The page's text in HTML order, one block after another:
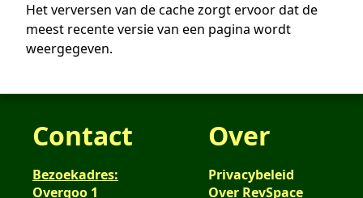
Het verversen van de cache zorgt ervoor dat de
meest recente versie van een pagina wordt
weergegeven.
Contact
Bezoekadres:
Overgoo 1
Over
Privacybeleid
Over RevSpace